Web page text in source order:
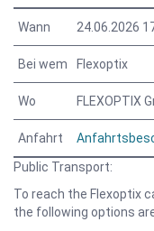
Wann 24.06.2026
Bei wem Flexoptix
Wo FLEXOPTIX
Anfahrt
Public Transport:
To reach the Flexoptix
the following options